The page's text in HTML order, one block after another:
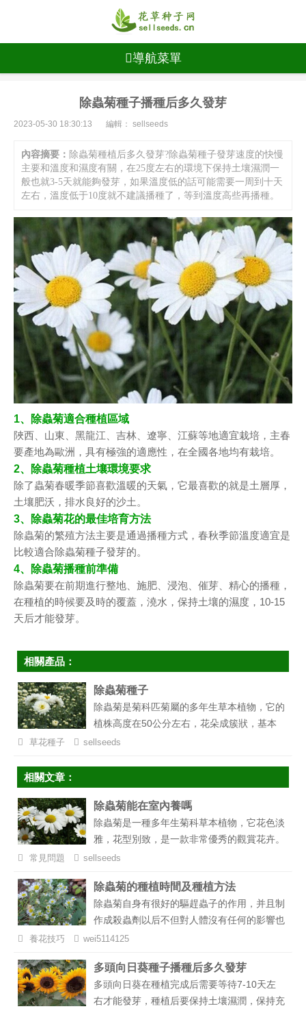
導航菜單
除蟲菊種子播種后多久發芽
2023-05-30 18:30:13 編輯： sellseeds
內容摘要： 除蟲菊種植后多久發芽?除蟲菊種子發芽速度的快慢
主要和溫度和濕度有關，在25度左右的環境下保持土壤濕潤一
般也就3-5天就能夠發芽，如果溫度低的話可能需要一周到十天
左右，溫度低于10度就不建議播種了，等到溫度高些再播種。
1、除蟲菊適合種植區域
陜西、山東、黑龍江、吉林、遼寧、江蘇等地適宜栽培，主春
要產地為歐洲，具有極強的適應性，在全國各地均有栽培。
2、除蟲菊種植土壤環境要求
除了蟲菊春暖季節喜歡溫暖的天氣，它最喜歡的就是土層厚，
土壤肥沃，排水良好的沙土。
3、除蟲菊花的最佳培育方法
除蟲菊的繁殖方法主要是通過播種方式，春秋季節溫度適宜是
比較適合除蟲菊種子發芽的。
4、除蟲菊播種前準備
除蟲菊要在前期進行整地、施肥、浸泡、催芽、精心的播種，
在種植的時候要及時的覆蓋，澆水，保持土壤的濕度，10-15
天后才能發芽。
相關產品：
除蟲菊種子
除蟲菊是菊科匹菊屬的多年生草本植物，它的
植株高度在50公分左右，花朵成簇狀，基本
無分枝，它的花朵是潔白色的，中間花蕊是黃
常用觀賞花卉。...
草花種子 sellseeds
相關文章：
除蟲菊能在室內養嗎
除蟲菊是一種多年生菊科草本植物，它花色淡
雅，花型別致，是一款非常優秀的觀賞花卉。
除了觀賞功能外呢，除蟲菊還有一個很強大的
物、果木害蟲的殺蟲劑。那么，很多人就會問
了，除蟲菊可以制作殺蟲劑是不是有很強的毒
性？除蟲菊能不能在室內養？下面小編給大家
詳細的介紹一下。...
常見問題 sellseeds
除蟲菊的種植時間及種植方法
除蟲菊自身有很好的驅趕蟲子的作用，并且制
作成殺蟲劑以后不但對人體沒有任何的影響也
不會污染空氣，所以在國內廣泛應用于制作領
花園中種植一盆除蟲菊也可以保護自己的花草
不受傷害，在國內種植的朋友很多。...
養花技巧 wei5114125
多頭向日葵種子播種后多久發芽
多頭向日葵在種植完成后需要等待7-10天左
右才能發芽，種植后要保持土壤濕潤，保持充